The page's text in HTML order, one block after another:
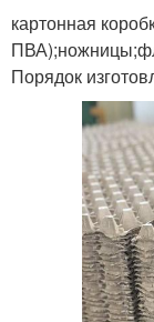
картонная
Порядок